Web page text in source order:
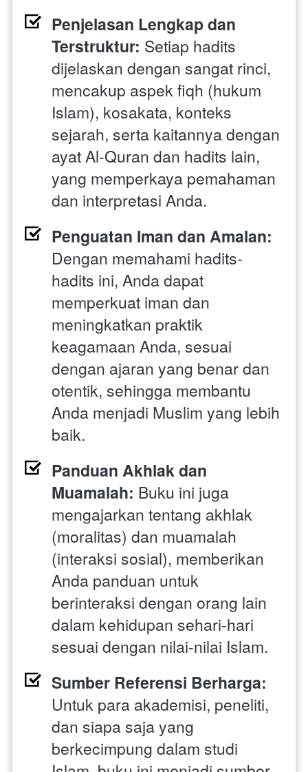
Penjelasan Lengkap dan
Terstruktur: Setiap hadits
dijelaskan dengan sangat rinci,
mencakup aspek fiqh (hukum
Islam), kosakata, konteks
sejarah, serta kaitannya dengan
ayat Al-Quran dan hadits lain,
yang memperkaya pemahaman
dan interpretasi Anda.
Penguatan Iman dan Amalan:
Dengan memahami hadits-
hadits ini, Anda dapat
memperkuat iman dan
meningkatkan praktik
keagamaan Anda, sesuai
dengan ajaran yang benar dan
otentik, sehingga membantu
Anda menjadi Muslim yang lebih
baik.
Panduan Akhlak dan
Muamalah: Buku ini juga
mengajarkan tentang akhlak
(moralitas) dan muamalah
(interaksi sosial), memberikan
Anda panduan untuk
berinteraksi dengan orang lain
dalam kehidupan sehari-hari
sesuai dengan nilai-nilai Islam.
Sumber Referensi Berharga:
Untuk para akademisi, peneliti,
dan siapa saja yang
berkecimpung dalam studi